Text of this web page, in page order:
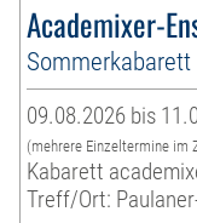
Academixer-
Sommerkabarett
09.08.2026 bis
(mehrere Einzeltermine im
Kabarett
Treff/Ort: